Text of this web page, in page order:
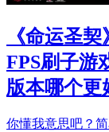
《命运圣
FPS刷子游
版本哪个更
你懂我意思吧？